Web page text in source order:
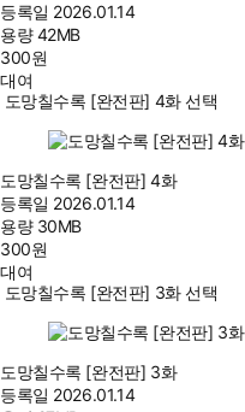
등록일 2026.01.14
용량42MB
300원
대여
도망칠수록 [완전판] 4화 선택
도망칠수록 [완전판] 4화
등록일 2026.01.14
용량 30MB
300원
대여
도망칠수록 [완전판] 3화 선택
도망칠수록 [완전판] 3화
등록일 2026.01.14